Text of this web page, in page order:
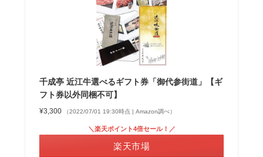
千成亭 近江牛選べるギフト券「御代参街道」【ギ
フト券以外同梱不可】
¥3,300 （2022/07/01 19:30時点 | Amazon調べ）
＼楽天ポイント4倍セール！／
楽天市場